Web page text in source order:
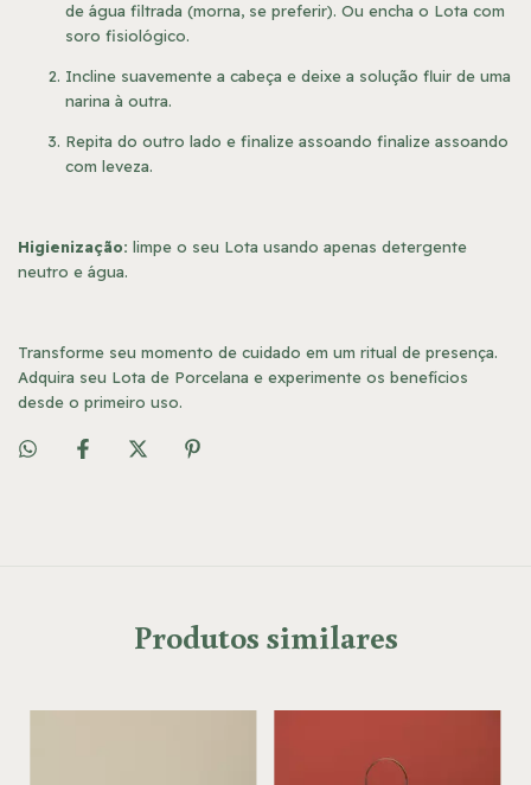
de água filtrada (morna, se preferir). Ou encha o Lota com
soro fisiológico.
Incline suavemente a cabeça e deixe a solução fluir de uma
narina à outra.
Repita do outro lado e finalize assoando finalize assoando
com leveza.
Higienização: limpe o seu Lota usando apenas detergente
neutro e água.
Transforme seu momento de cuidado em um ritual de presença.
Adquira seu Lota de Porcelana e experimente os benefícios
desde o primeiro uso.
Produtos similares